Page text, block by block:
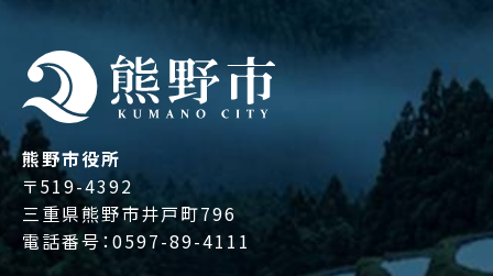
熊野市役所
〒519-4392
三重県熊野市井戸町796
電話番号：0597-89-4111